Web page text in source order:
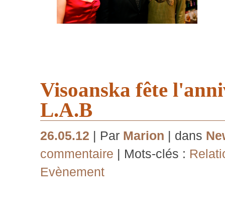
Visoanska fête
L.A.B
26.05.12 | Par Marion | dans
commentaire | Mots-clés :
Evènement